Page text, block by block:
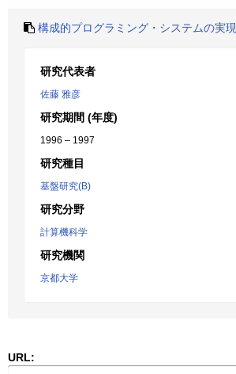
構成的プログラミング・システムの実現
研究代表者
佐藤 雅彦
研究期間 (年度)
1996 – 1997
研究種目
基盤研究(B)
研究分野
計算機科学
研究機関
京都大学
URL: